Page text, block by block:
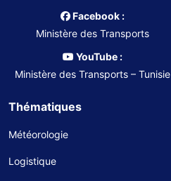
Facebook :
Ministère des Transports
YouTube :
Ministère des Transports – Tunisie
Thématiques
Météorologie
Logistique